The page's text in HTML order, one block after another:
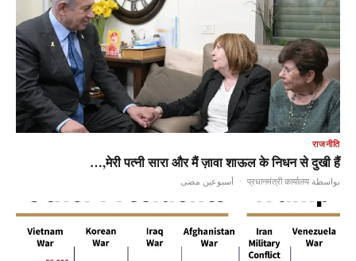
राजनीति
मेरी पत्नी सारा और मैं ज़ावा शाऊल के निधन से दुखी हैं,…
بواسطة प्रधानमंत्री कार्यालय · أسبوعين مضى